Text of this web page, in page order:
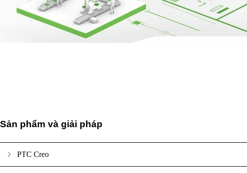
Sản phẩm và giải pháp
PTC Creo